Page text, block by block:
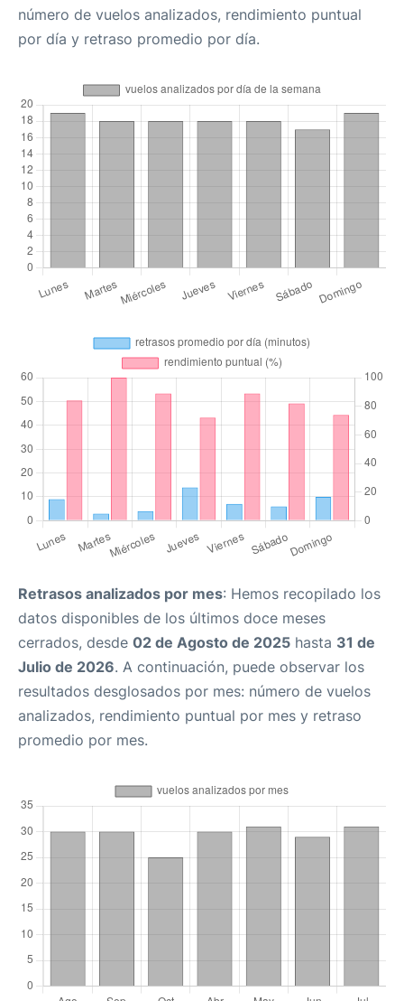
número de vuelos analizados, rendimiento puntual
por día y retraso promedio por día.
Retrasos analizados por mes: Hemos recopilado los
datos disponibles de los últimos doce meses
cerrados, desde 02 de Agosto de 2025 hasta 31 de
Julio de 2026. A continuación, puede observar los
resultados desglosados por mes: número de vuelos
analizados, rendimiento puntual por mes y retraso
promedio por mes.